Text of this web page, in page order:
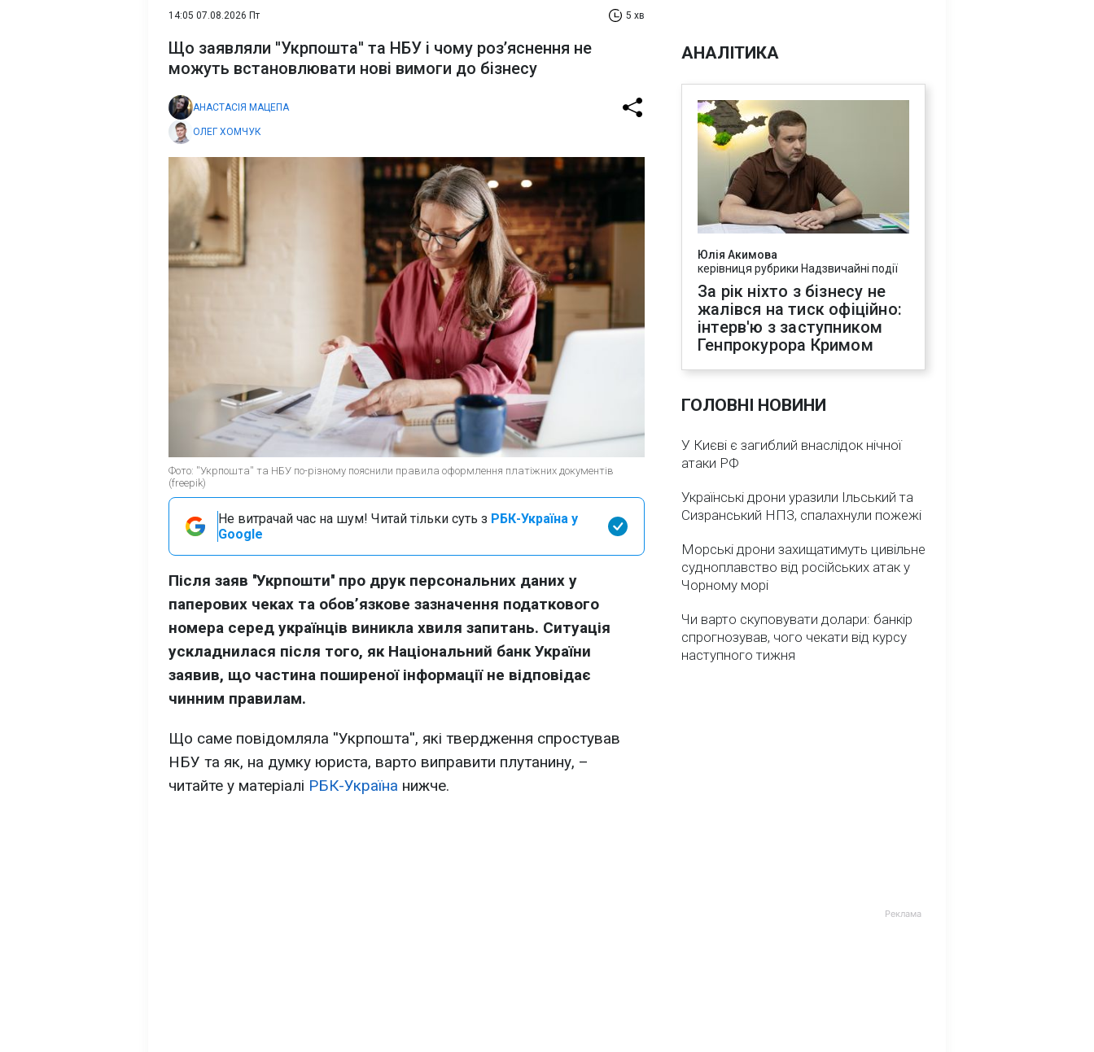
14:05 07.08.2026 Пт 5 хв
Що заявляли ''Укрпошта'' та НБУ і чому роз’яснення не
можуть встановлювати нові вимоги до бізнесу
АНАСТАСІЯ МАЦЕПА
ОЛЕГ ХОМЧУК
Фото: ''Укрпошта'' та НБУ по-різному пояснили правила оформлення платіжних документів
(freepik)
Не витрачай час на шум! Читай тільки суть з РБК-Україна у
Google
Після заяв ''Укрпошти'' про друк персональних даних у
паперових чеках та обов’язкове зазначення податкового
номера серед українців виникла хвиля запитань. Ситуація
ускладнилася після того, як Національний банк України
заявив, що частина поширеної інформації не відповідає
чинним правилам.
Що саме повідомляла ''Укрпошта'', які твердження спростував
НБУ та як, на думку юриста, варто виправити плутанину, –
читайте у матеріалі РБК-Україна нижче.
АНАЛІТИКА
Юлія Акимова
керівниця рубрики Надзвичайні події
За рік ніхто з бізнесу не
жалівся на тиск офіційно:
інтерв'ю з заступником
Генпрокурора Кримом
ГОЛОВНІ НОВИНИ
У Києві є загиблий внаслідок нічної
атаки РФ
Українські дрони уразили Ільський та
Сизранський НПЗ, спалахнули пожежі
Морські дрони захищатимуть цивільне
судноплавство від російських атак у
Чорному морі
Чи варто скуповувати долари: банкір
спрогнозував, чого чекати від курсу
наступного тижня